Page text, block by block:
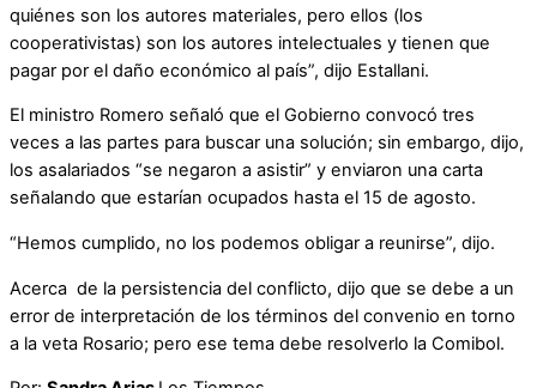
quiénes son los autores materiales, pero ellos (los
cooperativistas) son los autores intelectuales y tienen que
pagar por el daño económico al país”, dijo Estallani.
El ministro Romero señaló que el Gobierno convocó tres
veces a las partes para buscar una solución; sin embargo, dijo,
los asalariados “se negaron a asistir” y enviaron una carta
señalando que estarían ocupados hasta el 15 de agosto.
“Hemos cumplido, no los podemos obligar a reunirse”, dijo.
Acerca de la persistencia del conflicto, dijo que se debe a un
error de interpretación de los términos del convenio en torno
a la veta Rosario; pero ese tema debe resolverlo la Comibol.